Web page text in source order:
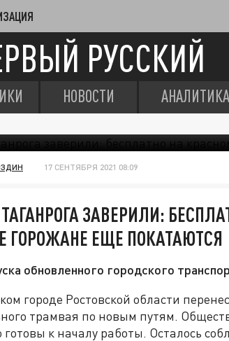
РУССКИЙ
НОВОСТИ АНАЛИТИКА
17 СЕНТЯБРЯ 2021 08:09
ЗАВЕРИЛИ:
ГОРОЖАНЕ ЕЩЕ ПОКАТАЮТСЯ
обновленного городского
городе Ростовской области
трамвая по новым путям.
готовы к началу работы. Осталось